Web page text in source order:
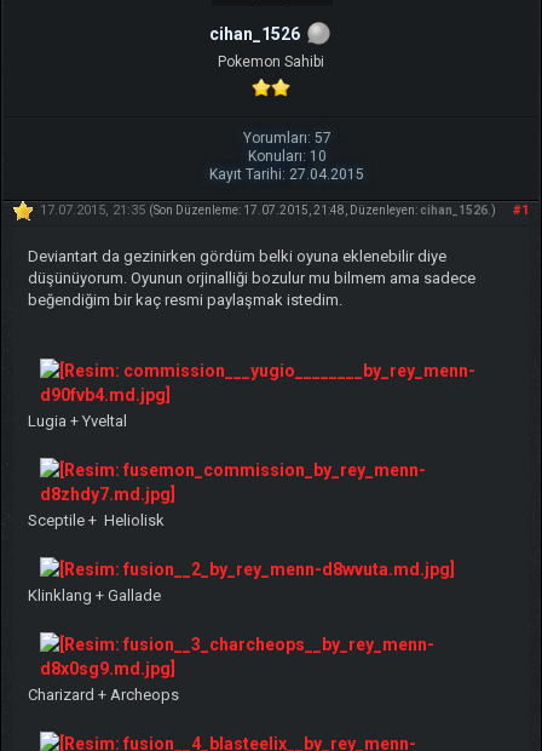
cihan_1526
Pokemon Sahibi
Yorumları: 57
Konuları: 10
Kayıt Tarihi: 27.04.2015
#1
17.07.2015, 21:35 (Son Düzenleme: 17.07.2015, 21:48, Düzenleyen: cihan_1526.)
Deviantart da gezinirken gördüm belki oyuna eklenebilir diye
düşünüyorum. Oyunun orjinalliği bozulur mu bilmem ama sadece
beğendiğim bir kaç resmi paylaşmak istedim.
Lugia + Yveltal
Sceptile + Heliolisk
Klinklang + Gallade
Charizard + Archeops